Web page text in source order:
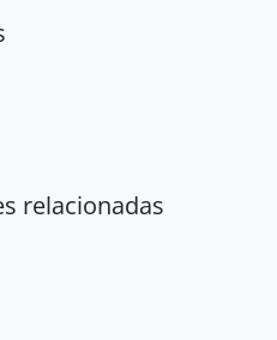
relacionadas